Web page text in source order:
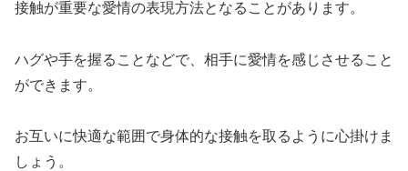
接触が重要な愛情の表現方法となることがあります。
ハグや手を握ることなどで、相手に愛情を感じさせること
ができます。
お互いに快適な範囲で身体的な接触を取るように心掛けま
しょう。